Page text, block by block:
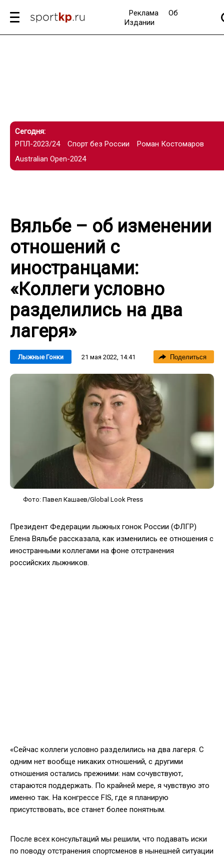
Реклама
Об
Издании
Сегодня:
РПЛ-2023/24
Спорт без России
Роман Костомаров
Australian Open-2024
Вяльбе – об изменении
отношений с
иностранцами:
«Коллеги условно
разделились на два
лагеря»
Лыжные Гонки 21 мая 2022, 14:41 Поделиться
Фото: Павел Кашаев/Global Look Press
Президент Федерации лыжных гонок России (ФЛГР)
Елена Вяльбе рассказала, как изменились ее отношения с
иностранными коллегами на фоне отстранения
российских лыжников.
«Сейчас коллеги условно разделились на два лагеря. С
одним нет вообще никаких отношений, с другими
отношения остались прежними: нам сочувствуют,
стараются поддержать. По крайней мере, я чувствую это
именно так. На конгрессе FIS, где я планирую
присутствовать, все станет более понятным.
После всех консультаций мы решили, что подавать иски
по поводу отстранения спортсменов в нынешней ситуации